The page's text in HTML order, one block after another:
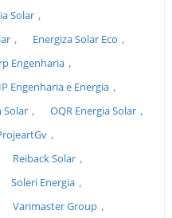
Solar，
，
Energiza Solar Eco，
Engenharia，
Engenharia e Energia，
，
OQR Energia Solar，
，
Reiback Solar，
Soleri Energia，
Varimaster Group，